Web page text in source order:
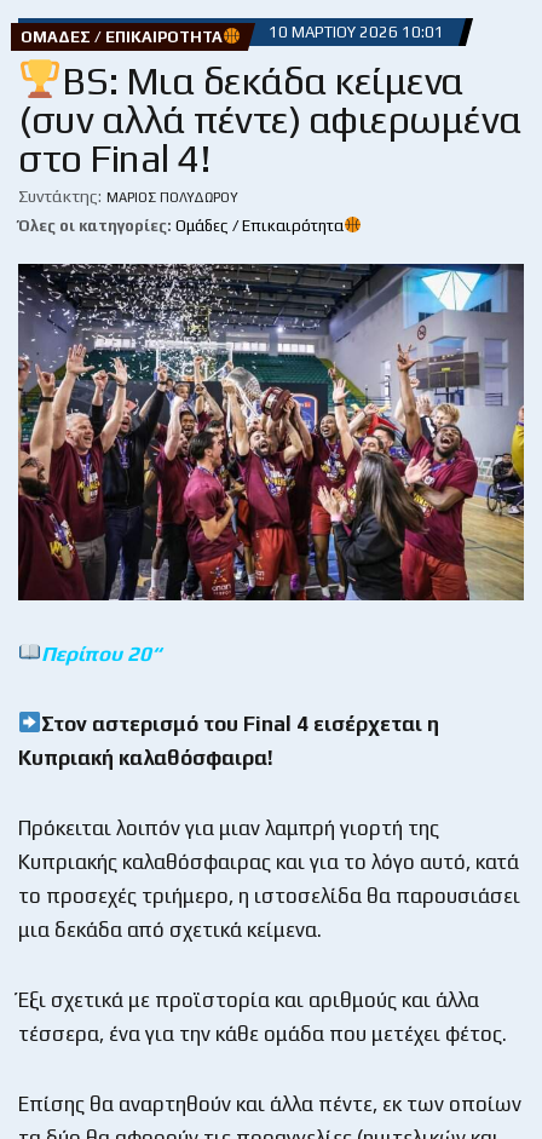
ΟΜΆΔΕΣ / ΕΠΙΚΑΙΡΌΤΗΤΑ 10 ΜΑΡΤΊΟΥ 2026 10:01
BS: Μια δεκάδα κείμενα
(συν αλλά πέντε) αφιερωμένα
στο Final 4!
Συντάκτης: ΜΆΡΙΟΣ ΠΟΛΥΔΏΡΟΥ
Όλες οι κατηγορίες: Ομάδες / Επικαιρότητα
Περίπου 20“
Στον αστερισμό του Final 4 εισέρχεται η
Κυπριακή καλαθόσφαιρα!
Πρόκειται λοιπόν για μιαν λαμπρή γιορτή της
Κυπριακής καλαθόσφαιρας και για το λόγο αυτό, κατά
το προσεχές τριήμερο, η ιστοσελίδα θα παρουσιάσει
μια δεκάδα από σχετικά κείμενα.
Έξι σχετικά με προϊστορία και αριθμούς και άλλα
τέσσερα, ένα για την κάθε ομάδα που μετέχει φέτος.
Επίσης θα αναρτηθούν και άλλα πέντε, εκ των οποίων